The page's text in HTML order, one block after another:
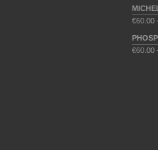
€60.00
€60.00